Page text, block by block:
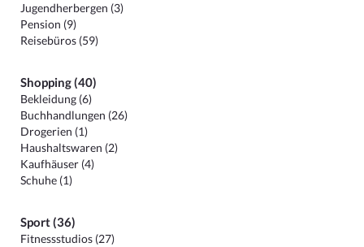
Jugendherbergen (3)
Pension (9)
Reisebüros (59)
Shopping (40)
Bekleidung (6)
Buchhandlungen (26)
Drogerien (1)
Haushaltswaren (2)
Kaufhäuser (4)
Schuhe (1)
Sport (36)
Fitnessstudios (27)